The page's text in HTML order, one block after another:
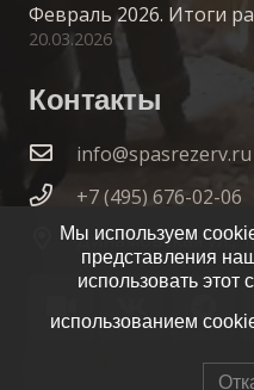
Февраль 2026. Итоги
20.03.2026
Контакты
info@spasrezerv.ru
+7 (495) 676-02-06
Динамовская ул.,
Мы используем
представления
использовать этот
использованием